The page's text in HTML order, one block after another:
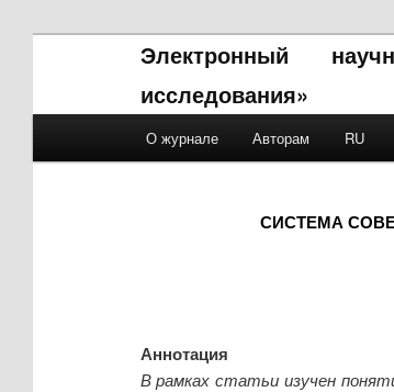
Электронный
исследования»
Skip to primary content
Skip to secondary content
О журнале Авторам RU
СИСТЕМА
Аннотация
В рамках статьи изучен